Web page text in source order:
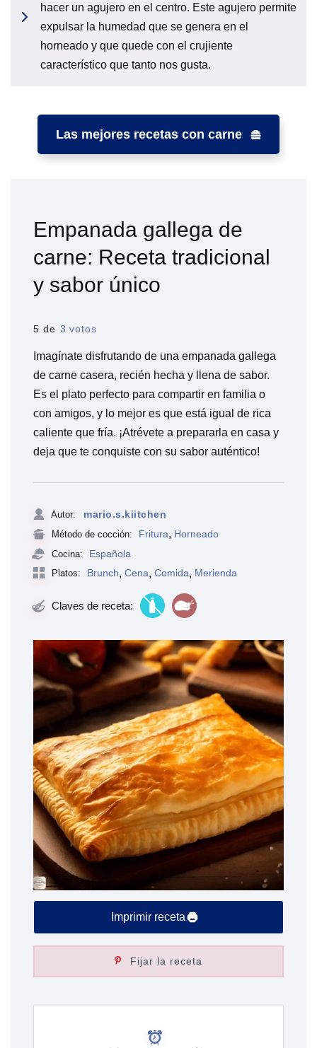
hacer un agujero en el centro. Este agujero permite
expulsar la humedad que se genera en el
horneado y que quede con el crujiente
característico que tanto nos gusta.
Las mejores recetas con carne
Empanada gallega de
carne: Receta tradicional
y sabor único
5 de 3 votos
Imagínate disfrutando de una empanada gallega
de carne casera, recién hecha y llena de sabor.
Es el plato perfecto para compartir en familia o
con amigos, y lo mejor es que está igual de rica
caliente que fría. ¡Atrévete a prepararla en casa y
deja que te conquiste con su sabor auténtico!
Autor: mario.s.kiitchen
Método de cocción: Fritura, Horneado
Cocina: Española
Platos: Brunch, Cena, Comida, Merienda
Claves de receta:
Imprimir receta
Fijar la receta